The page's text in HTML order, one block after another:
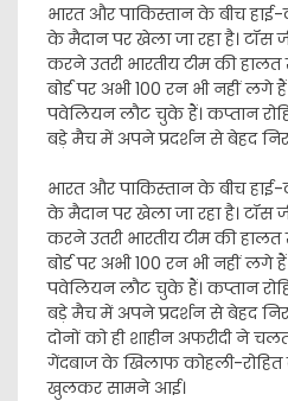
भारत और पाकिस्तान के बीच
के मैदान पर खेला जा रहा है।
करने उतरी भारतीय टीम की हालत
बोर्ड पर अभी 100 रन भी नहीं
पवेलियन लौट चुके हैं। कप्तान
बड़े मैच में अपने प्रदर्शन से बेहद
भारत और पाकिस्तान के बीच
के मैदान पर खेला जा रहा है।
करने उतरी भारतीय टीम की हालत
बोर्ड पर अभी 100 रन भी नहीं
पवेलियन लौट चुके हैं। कप्तान
बड़े मैच में अपने प्रदर्शन से बेहद
दोनों को ही शाहीन अफरीदी ने
गेंदबाज के खिलाफ कोहली-रोहित
खुलकर सामने आई।